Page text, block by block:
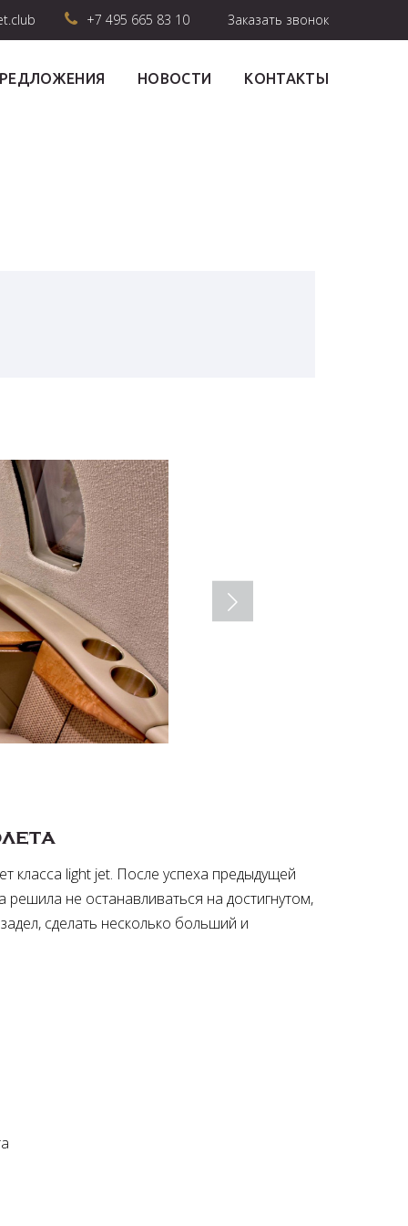
+7 495 665 83 10 Заказать звонок
НОВОСТИ КОНТАКТЫ
класса light jet. После успеха предыдущей
решила не останавливаться на достигнутом,
сделать несколько больший и